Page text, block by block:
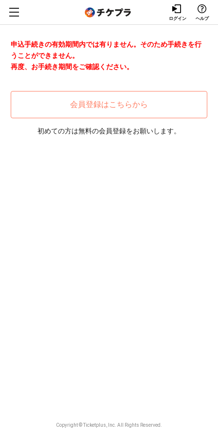
ログイン ヘルプ
申込手続きの有効期間内では有りません。そのため手続きを行
うことができません。
再度、お手続き期間をご確認ください。
会員登録はこちらから
初めての方は無料の会員登録をお願いします。
Copyright © Ticketplus, Inc. All Rights Reserved.